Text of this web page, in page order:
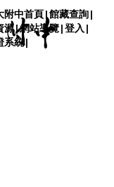
附中首頁|館藏查詢|
源|網站導覽|登入 |
系統 |